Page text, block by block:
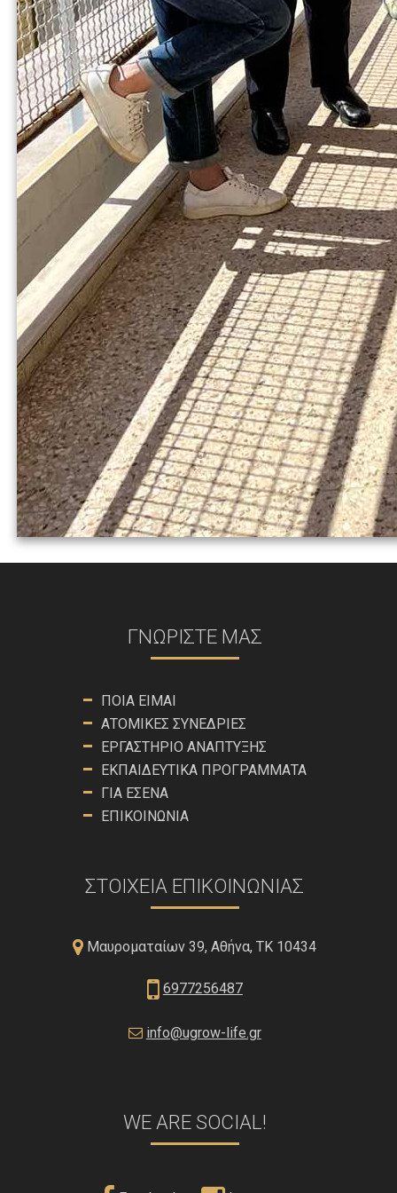
ΓΝΩΡΊΣΤΕ ΜΑΣ
ΠΟΙΑ ΕΊΜΑΙ
ΑΤΟΜΙΚΈΣ ΣΥΝΕΔΡΊΕΣ
ΕΡΓΑΣΤΉΡΙΟ ΑΝΆΠΤΥΞΗΣ
ΕΚΠΑΙΔΕΥΤΙΚΆ ΠΡΟΓΡΆΜΜΑΤΑ
ΓΙΑ ΕΣΈΝΑ
ΕΠΙΚΟΙΝΩΝΊΑ
ΣΤΟΙΧΕΊΑ ΕΠΙΚΟΙΝΩΝΊΑΣ
Μαυροματαίων 39, Αθήνα, ΤΚ 10434
6977256487
info@ugrow-life.gr
WE ARE SOCIAL!